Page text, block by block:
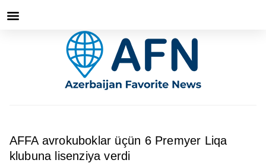
AFFA avrokuboklar üçün 6 Premyer Liqa
klubuna lisenziya verdi